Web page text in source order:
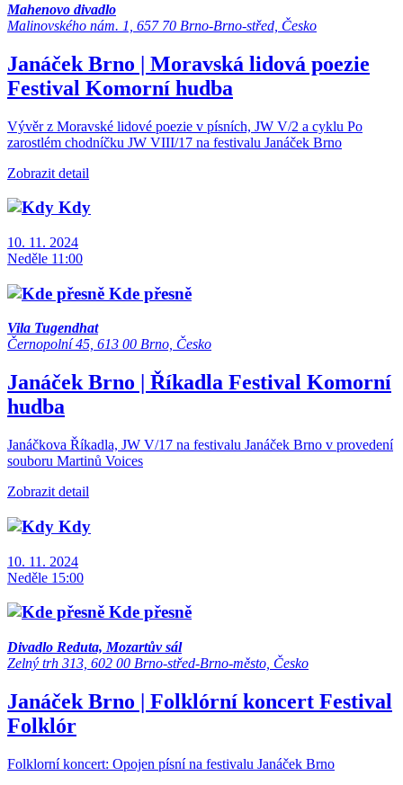
Mahenovo divadlo
Malinovského nám. 1, 657 70 Brno-Brno-střed, Česko
Janáček Brno | Moravská lidová poezie
Festival Komorní hudba
Vývěr z Moravské lidové poezie v písních, JW V/2 a cyklu Po
zarostlém chodníčku JW VIII/17 na festivalu Janáček Brno
Zobrazit detail
Kdy
10. 11. 2024
Neděle 11:00
Kde přesně
Vila Tugendhat
Černopolní 45, 613 00 Brno, Česko
Janáček Brno | Říkadla Festival Komorní
hudba
Janáčkova Říkadla, JW V/17 na festivalu Janáček Brno v provedení
souboru Martinů Voices
Zobrazit detail
Kdy
10. 11. 2024
Neděle 15:00
Kde přesně
Divadlo Reduta, Mozartův sál
Zelný trh 313, 602 00 Brno-střed-Brno-město, Česko
Janáček Brno | Folklórní koncert Festival
Folklór
Folklorní koncert: Opojen písní na festivalu Janáček Brno